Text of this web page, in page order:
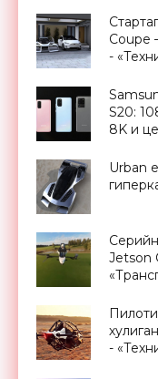
Coupe
-
S20:
8K и
Urban
Jetson
-